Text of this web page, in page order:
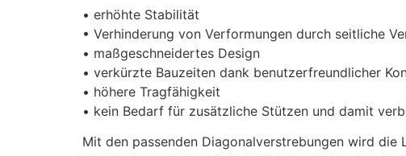
• erhöhte Stabilität
• Verhinderung von Verformungen durch seitliche
• maßgeschneidertes Design
• verkürzte Bauzeiten dank benutzerfreundlicher
• höhere Tragfähigkeit
• kein Bedarf für zusätzliche Stützen und damit
Mit den passenden Diagonalverstrebungen wird